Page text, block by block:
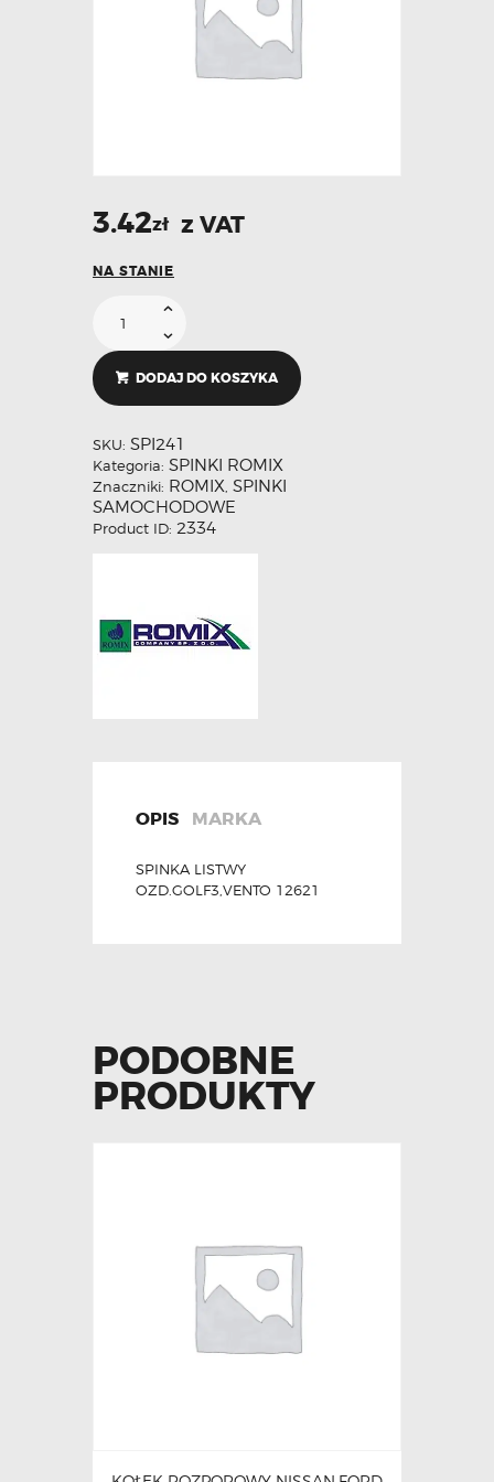
3.42zł z VAT
NA STANIE
DODAJ DO KOSZYKA
SKU: SPI241
Kategoria: SPINKI ROMIX
Znaczniki: ROMIX, SPINKI
SAMOCHODOWE
Product ID: 2334
OPIS MARKA
SPINKA LISTWY
OZD.GOLF3,VENTO 12621
PODOBNE
PRODUKTY